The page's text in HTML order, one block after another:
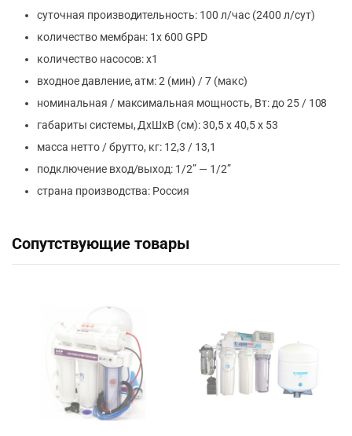
суточная производительность: 100 л/час (2400 л/сут)
количество мембран: 1х 600 GPD
количество насосов: х1
входное давление, атм: 2 (мин) / 7 (макс)
номинальная / максимальная мощность, Вт: до 25 / 108
габариты системы, ДхШхВ (см): 30,5 х 40,5 х 53
масса нетто / брутто, кг: 12,3 / 13,1
подключение вход/выход: 1/2” — 1/2”
страна производства: Россия
Сопутствующие товары